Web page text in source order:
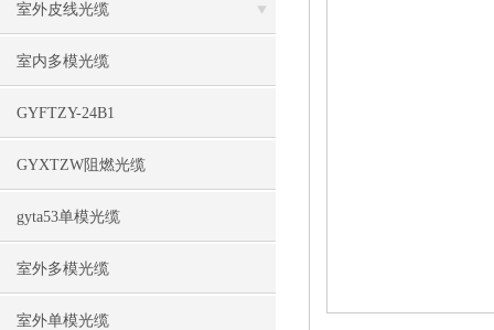
室外皮线光缆
室内多模光缆
GYFTZY-24B1
GYXTZW阻燃光缆
gyta53单模光缆
室外多模光缆
室外单模光缆